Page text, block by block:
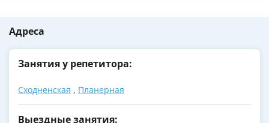
Адреса
Занятия у репетитора:
Сходненская , Планерная
Выездные занятия: